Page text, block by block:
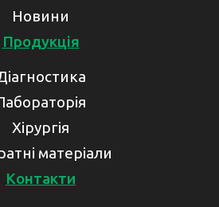
Новини
Продукція
Хірургія
матеріали
Контакти